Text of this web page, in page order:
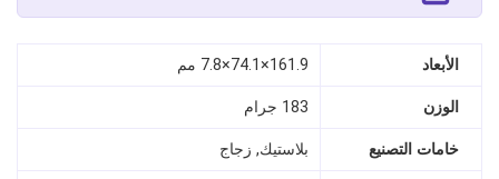
الأبعاد 161.9×74.1×7.8 مم
الوزن 183 جرام
خامات التصنيع بلاستيك, زجاج